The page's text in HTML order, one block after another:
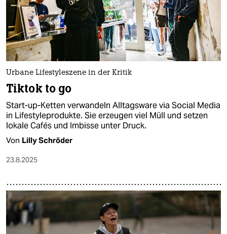
Urbane Lifestyleszene in der Kritik
Tiktok to go
Start-up-Ketten verwandeln Alltagsware via Social Media
in Lifestyleprodukte. Sie erzeugen viel Müll und setzen
lokale Cafés und Imbisse unter Druck.
Von Lilly Schröder
23.8.2025